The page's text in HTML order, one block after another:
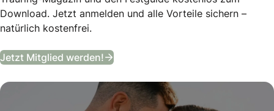
Download. Jetzt anmelden und alle Vorteile sichern –
natürlich kostenfrei.
Jetzt Mitglied werden! B&B Club